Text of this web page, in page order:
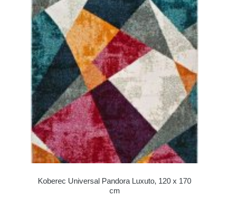
Koberec Universal Pandora Luxuto, 120 x 170
cm